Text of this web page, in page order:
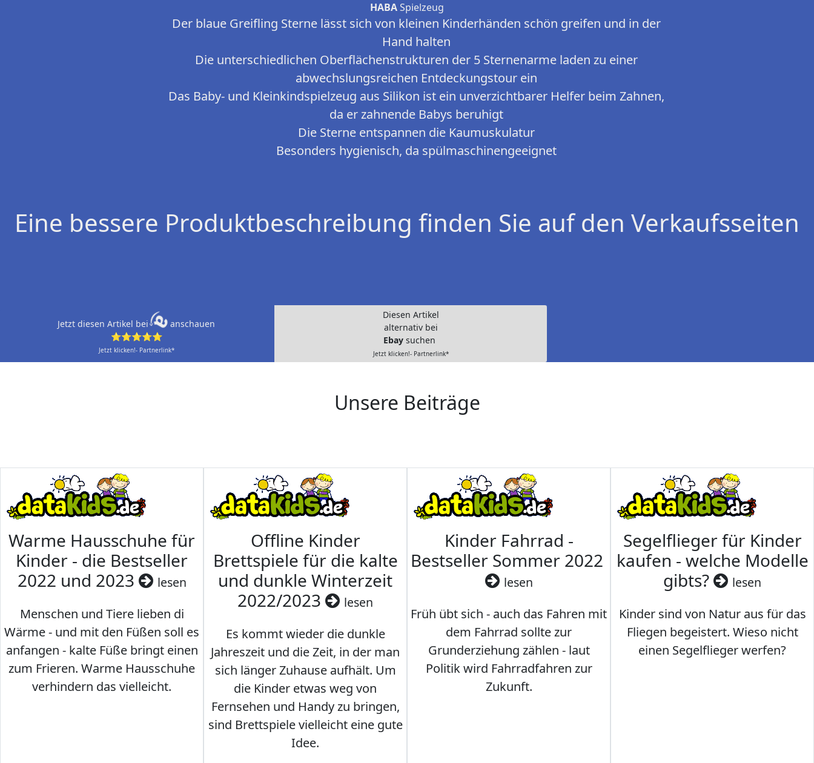
HABASpielzeug
Der blaue Greifling Sterne lässt sich von kleinen Kinderhänden schön greifen und in der
Hand halten
Die unterschiedlichen Oberflächenstrukturen der 5 Sternenarme laden zu einer
abwechslungsreichen Entdeckungstour ein
Das Baby- und Kleinkindspielzeug aus Silikon ist ein unverzichtbarer Helfer beim Zahnen,
da er zahnende Babys beruhigt
Die Sterne entspannen die Kaumuskulatur
Besonders hygienisch, da spülmaschinengeeignet
Eine bessere Produktbeschreibung finden Sie auf den Verkaufsseiten
Jetzt diesen Artikel bei
anschauen
⭐⭐⭐⭐⭐
Jetzt klicken!- Partnerlink*
Diesen Artikel
alternativ bei
Ebay suchen
Jetzt klicken!- Partnerlink*
Unsere Beiträge
Warme Hausschuhe für
Kinder - die Bestseller
2022 und 2023
lesen
Menschen und Tiere lieben di
Wärme - und mit den Füßen soll es
anfangen - kalte Füße bringt einen
zum Frieren. Warme Hausschuhe
verhindern das vielleicht.
Offline Kinder
Brettspiele für die kalte
und dunkle Winterzeit
2022/2023
lesen
Es kommt wieder die dunkle
Jahreszeit und die Zeit, in der man
sich länger Zuhause aufhält. Um
die Kinder etwas weg von
Fernsehen und Handy zu bringen,
sind Brettspiele vielleicht eine gute
Idee.
Kinder Fahrrad -
Bestseller Sommer 2022
lesen
Früh übt sich - auch das Fahren mit
dem Fahrrad sollte zur
Grunderziehung zählen - laut
Politik wird Fahrradfahren zur
Zukunft.
Segelflieger für Kinder
kaufen - welche Modelle
gibts?
lesen
Kinder sind von Natur aus für das
Fliegen begeistert. Wieso nicht
einen Segelflieger werfen?